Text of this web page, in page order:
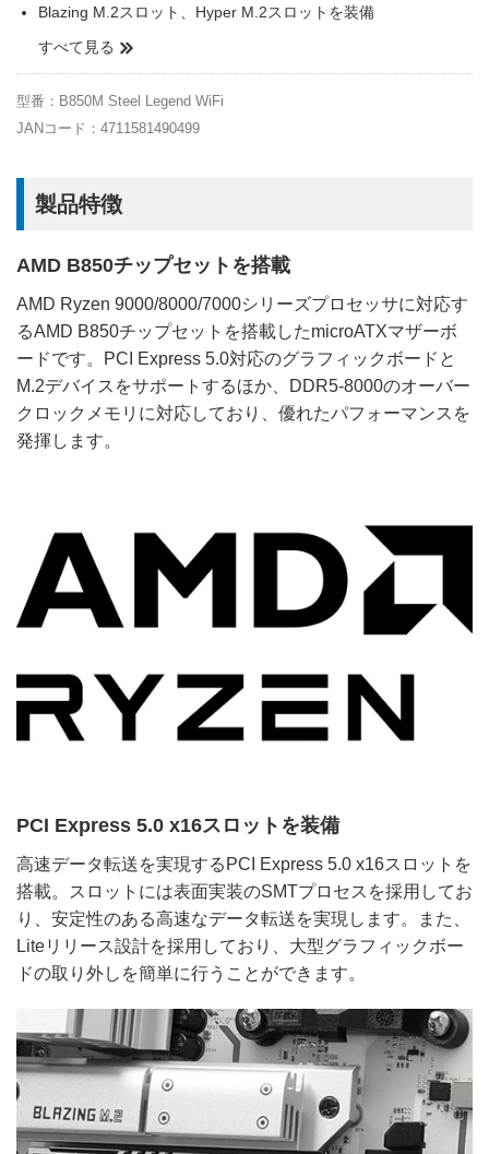
Blazing M.2スロット、Hyper M.2スロットを装備
すべて見る
型番：B850M Steel Legend WiFi
JANコード：4711581490499
製品特徴
AMD B850チップセットを搭載
AMD Ryzen 9000/8000/7000シリーズプロセッサに対応す
るAMD B850チップセットを搭載したmicroATXマザーボ
ードです。PCI Express 5.0対応のグラフィックボードと
M.2デバイスをサポートするほか、DDR5-8000のオーバー
クロックメモリに対応しており、優れたパフォーマンスを
発揮します。
PCI Express 5.0 x16スロットを装備
高速データ転送を実現するPCI Express 5.0 x16スロットを
搭載。スロットには表面実装のSMTプロセスを採用してお
り、安定性のある高速なデータ転送を実現します。また、
Liteリリース設計を採用しており、大型グラフィックボー
ドの取り外しを簡単に行うことができます。